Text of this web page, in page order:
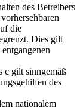
des Betreibers
die
Dies gilt
c gilt sinngemäß
des
nationalem